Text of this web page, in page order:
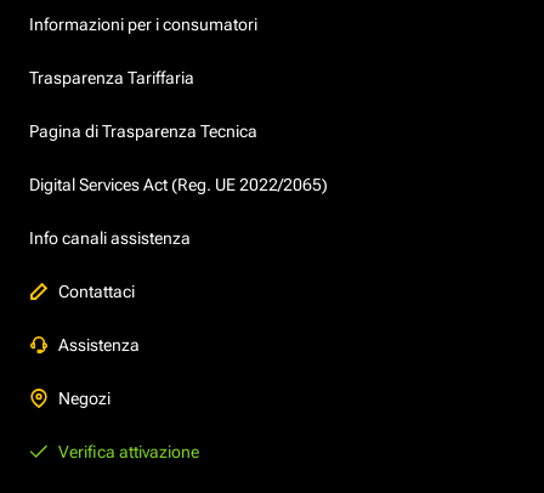
Informazioni per i consumatori
Trasparenza Tariffaria
Pagina di Trasparenza Tecnica
Digital Services Act (Reg. UE 2022/2065)
Info canali assistenza
Contattaci
Assistenza
Negozi
Verifica attivazione